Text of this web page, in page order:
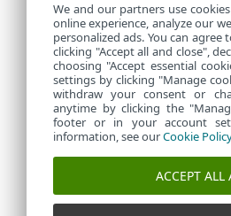
We and our partners use
online experience, analyze our
personalized ads. You can
clicking "Accept all and close",
choosing "Accept essential
settings by clicking "Manage
withdraw your consent or
anytime by clicking the
footer or in your account
information, see ourCookie Policy
ACCEPT ALL